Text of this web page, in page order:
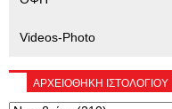
Videos-Photo
ΑΡΧΕΙΟΘΗΚΗ ΙΣΤΟΛΟΓΙΟΥ